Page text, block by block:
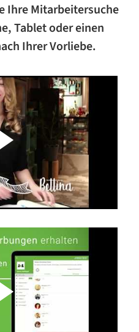
Ihre Mitarbeitersuche
Tablet oder einen
Ihrer Vorliebe.